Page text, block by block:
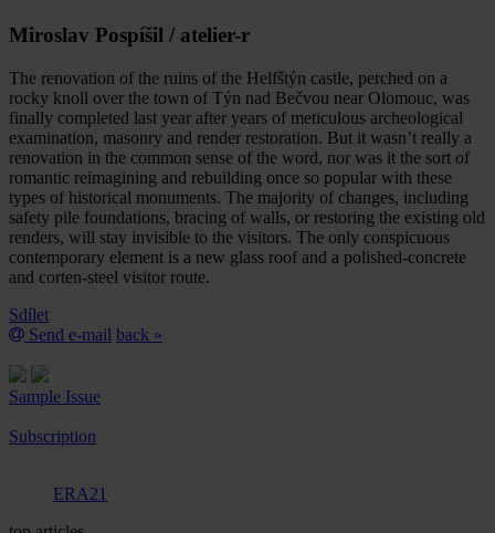
Miroslav Pospíšil / atelier-r
The renovation of the ruins of the Helfštýn castle, perched on a
rocky knoll over the town of Týn nad Bečvou near Olomouc, was
finally completed last year after years of meticulous archeological
examination, masonry and render restoration. But it wasn’t really a
renovation in the common sense of the word, nor was it the sort of
romantic reimagining and rebuilding once so popular with these
types of historical monuments. The majority of changes, including
safety pile foundations, bracing of walls, or restoring the existing old
renders, will stay invisible to the visitors. The only conspicuous
contemporary element is a new glass roof and a polished-concrete
and corten-steel visitor route.
Sdílet
Send e-mail back »
Sample Issue
Subscription
ERA21